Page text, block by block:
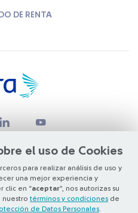
el uso de Cookies
para realizar análisis de uso y
una mejor experiencia y
clic en “aceptar”, nos autorizas su
nuestro términos y condiciones de
de Datos Personales
DE RENTA
SURA 2026